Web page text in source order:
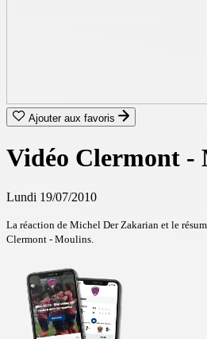
Ajouter aux favoris
Vidéo Clermont -
Lundi 19/07/2010
La réaction de Michel Der Zakarian et le
Clermont - Moulins.